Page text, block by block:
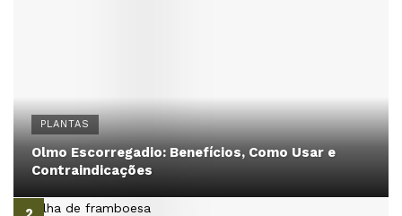
PLANTAS
Olmo Escorregadio: Benefícios, Como Usar e
Contraindicações